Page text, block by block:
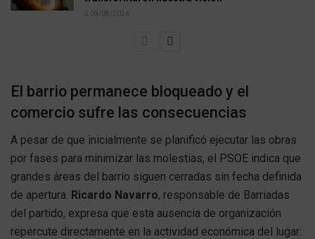
09/08/2026
El barrio permanece bloqueado y el
comercio sufre las consecuencias
A pesar de que inicialmente se planificó ejecutar las obras
por fases para minimizar las molestias, el PSOE indica que
grandes áreas del barrio siguen cerradas sin fecha definida
de apertura. Ricardo Navarro, responsable de Barriadas
del partido, expresa que esta ausencia de organización
repercute directamente en la actividad económica del lugar: